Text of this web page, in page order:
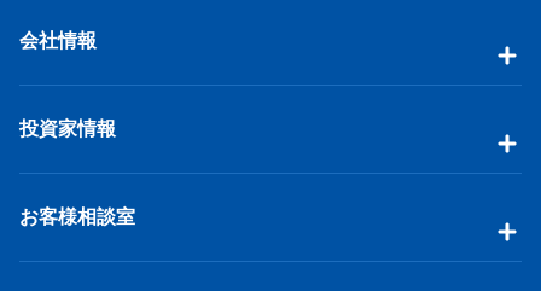
会社情報
投資家情報
お客様相談室